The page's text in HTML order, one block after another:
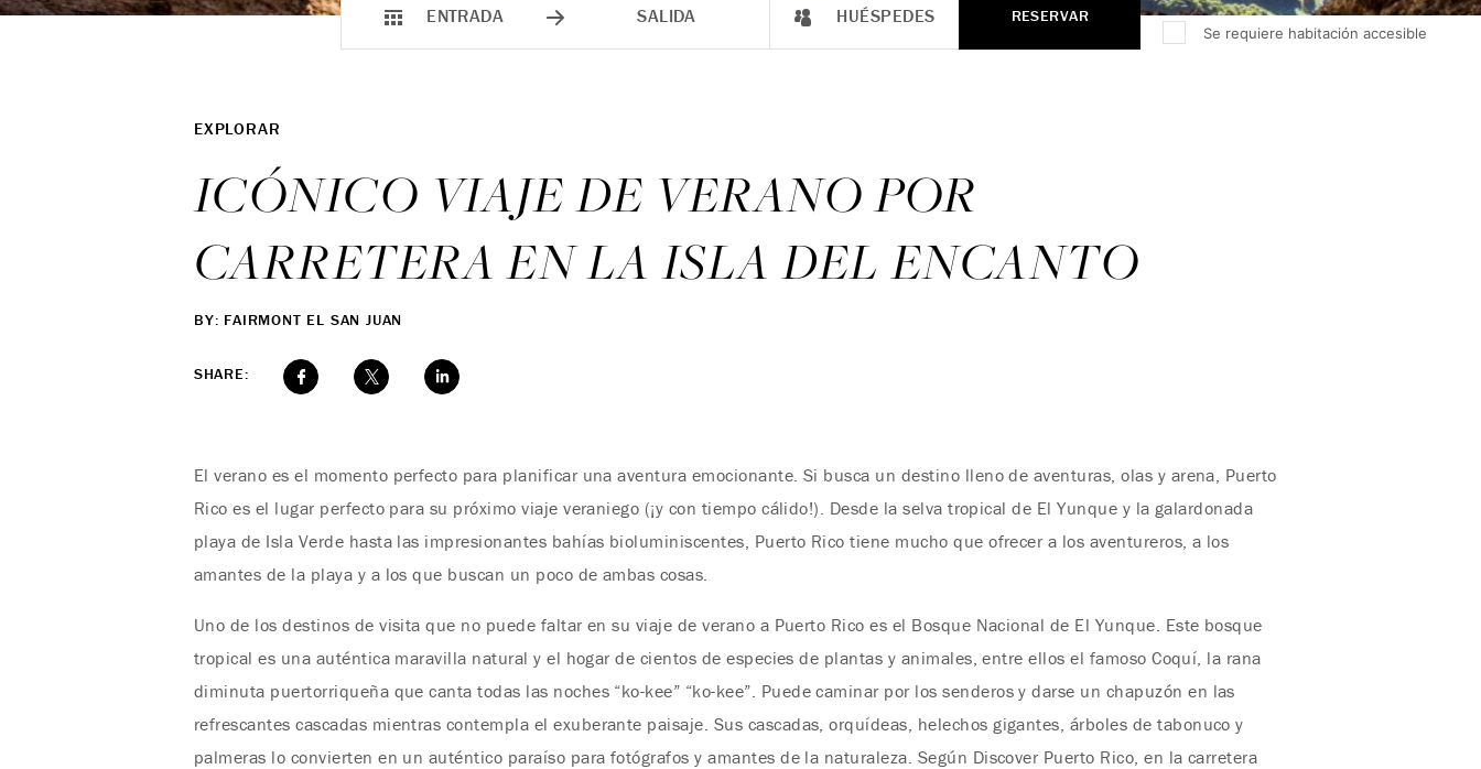
ENTRADA SALIDA HUÉSPEDES
Se requiere habitación accesible
RESERVAR
EXPLORAR
ICÓNICO VIAJE DE VERANO POR
CARRETERA EN LA ISLA DEL ENCANTO
BY: FAIRMONT EL SAN JUAN
SHARE:
El verano es el momento perfecto para planificar una aventura emocionante. Si busca un destino lleno de aventuras, olas y arena, Puerto
Rico es el lugar perfecto para su próximo viaje veraniego (¡y con tiempo cálido!). Desde la selva tropical de El Yunque y la galardonada
playa de Isla Verde hasta las impresionantes bahías bioluminiscentes, Puerto Rico tiene mucho que ofrecer a los aventureros, a los
amantes de la playa y a los que buscan un poco de ambas cosas.
Uno de los destinos de visita que no puede faltar en su viaje de verano a Puerto Rico es el Bosque Nacional de El Yunque. Este bosque
tropical es una auténtica maravilla natural y el hogar de cientos de especies de plantas y animales, entre ellos el famoso Coquí, la rana
diminuta puertorriqueña que canta todas las noches “ko-kee” “ko-kee”. Puede caminar por los senderos y darse un chapuzón en las
refrescantes cascadas mientras contempla el exuberante paisaje. Sus cascadas, orquídeas, helechos gigantes, árboles de tabonuco y
palmeras lo convierten en un auténtico paraíso para fotógrafos y amantes de la naturaleza. Según Discover Puerto Rico, en la carretera